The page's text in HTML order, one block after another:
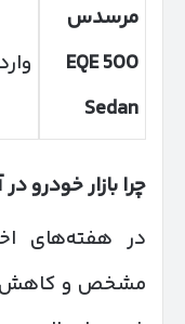
مرسدس
EQE 500
Sedan
چرا بازار خودرو
در هفته‌های
مشخص و کاهش